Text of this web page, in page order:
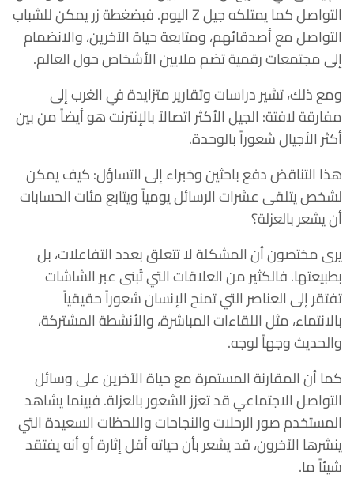
التواصل كما يمتلكه جيل Z اليوم. فبضغطة زر يمكن للشباب
التواصل مع أصدقائهم، ومتابعة حياة الآخرين، والانضمام
إلى مجتمعات رقمية تضم ملايين الأشخاص حول العالم.
ومع ذلك، تشير دراسات وتقارير متزايدة في الغرب إلى
مفارقة لافتة: الجيل الأكثر اتصالاً بالإنترنت هو أيضاً من بين
أكثر الأجيال شعوراً بالوحدة.
هذا التناقض دفع باحثين وخبراء إلى التساؤل: كيف يمكن
لشخص يتلقى عشرات الرسائل يومياً ويتابع مئات الحسابات
أن يشعر بالعزلة؟
يرى مختصون أن المشكلة لا تتعلق بعدد التفاعلات، بل
بطبيعتها. فالكثير من العلاقات التي تُبنى عبر الشاشات
تفتقر إلى العناصر التي تمنح الإنسان شعوراً حقيقياً
بالانتماء، مثل اللقاءات المباشرة، والأنشطة المشتركة،
والحديث وجهاً لوجه.
كما أن المقارنة المستمرة مع حياة الآخرين على وسائل
التواصل الاجتماعي قد تعزز الشعور بالعزلة. فبينما يشاهد
المستخدم صور الرحلات والنجاحات واللحظات السعيدة التي
ينشرها الآخرون، قد يشعر بأن حياته أقل إثارة أو أنه يفتقد
شيئاً ما.